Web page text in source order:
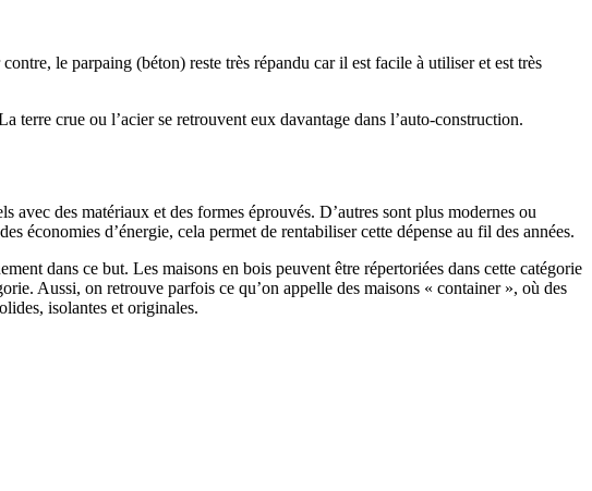
le parpaing (béton) reste très répandu car il est facile à utiliser et est très
terre crue ou l’acier se retrouvent eux davantage dans l’auto-construction.
des matériaux et des formes éprouvés. D’autres sont plus modernes ou
économies d’énergie, cela permet de rentabiliser cette dépense au fil des années.
dans ce but. Les maisons en bois peuvent être répertoriées dans cette catégorie
Aussi, on retrouve parfois ce qu’on appelle des maisons « container », où des
isolantes et originales.